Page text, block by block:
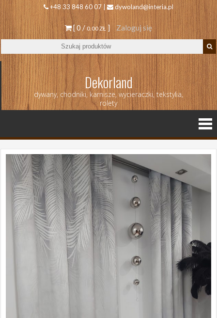
+48 33 848 60 07 | dywoland@interia.pl
[ 0 /0.00 ZŁ ] Zaloguj się
Dekorland
dywany, chodniki, karnisze, wycieraczki, tekstylia,
rolety